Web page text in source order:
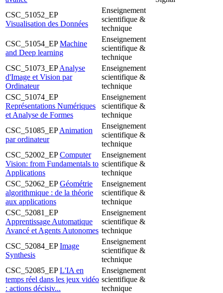
CSC_51052_EP
Visualisation des Données
Enseignement
scientifique &
technique
CSC_51054_EP Machine
and Deep learning
Enseignement
scientifique &
technique
CSC_51073_EP Analyse
d'Image et Vision par
Ordinateur
Enseignement
scientifique &
technique
CSC_51074_EP
Représentations Numériques
et Analyse de Formes
Enseignement
scientifique &
technique
CSC_51085_EP Animation
par ordinateur
Enseignement
scientifique &
technique
CSC_52002_EP Computer
Vision: from Fundamentals to
Applications
Enseignement
scientifique &
technique
CSC_52062_EP Géométrie
algorithmique : de la théorie
aux applications
Enseignement
scientifique &
technique
CSC_52081_EP
Apprentissage Automatique
Avancé et Agents Autonomes
Enseignement
scientifique &
technique
CSC_52084_EP Image
Synthesis
Enseignement
scientifique &
technique
CSC_52085_EP L'IA en
temps réel dans les jeux vidéo
: actions décisiv...
Enseignement
scientifique &
technique